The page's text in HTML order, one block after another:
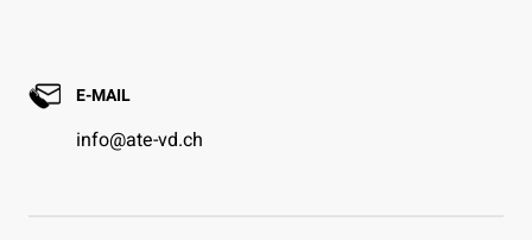
E-MAIL
info@ate-vd.ch